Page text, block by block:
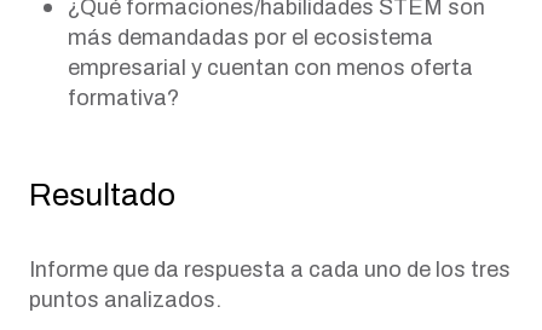
¿Qué formaciones/habilidades STEM son
más demandadas por el ecosistema
empresarial y cuentan con menos oferta
formativa?
Resultado
Informe que da respuesta a cada uno de los tres
puntos analizados.